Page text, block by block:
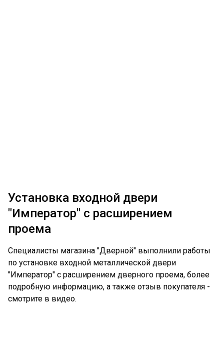
Установка входной двери
"Император" с расширением
проема
Специалисты магазина "Дверной" выполнили работы
по установке входной металлической двери
"Император" с расширением дверного проема, более
подробную информацию, а также отзыв покупателя -
смотрите в видео.